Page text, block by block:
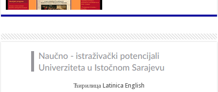
Ћирилица Latinica English